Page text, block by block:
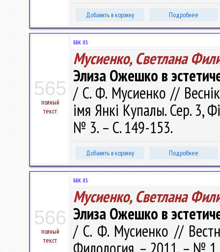
Добавить в корзину Подробнее
565
полный
текст
ББК 83.
Мусиенко, Светлана
Элиза Ожешко в
/ С. Ф. Мусиенко // Веснік
імя Янкі Купалы. Сер. 3,
№ 3. – С. 149-153.
Добавить в корзину Подробнее
566
полный
текст
ББК 83.
Мусиенко, Светлана
Элиза Ожешко в
/ С. Ф. Мусиенко //